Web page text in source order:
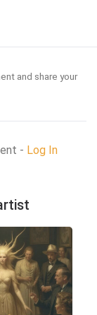
and share your
- Log In